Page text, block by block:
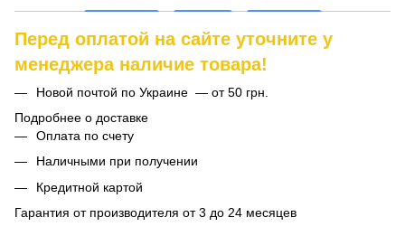
Перед оплатой на сайте уточните у
менеджера наличие товара!
Новой почтой по Украине — от 50 грн.
Подробнее о доставке
Оплата по счету
Наличными при получении
Кредитной картой
Гарантия от производителя от 3 до 24 месяцев